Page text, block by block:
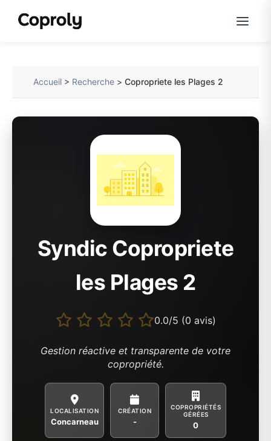
Accueil > Recherche >Copropriete les Plages 2
Syndic Copropriete
les Plages 2
0.0/5 (0 avis)
Gestion réactive et transparente de votre
copropriété.
LOCALISATION
Concarneau
CRÉATION
-
COPROPRIÉTÉS
GÉRÉES
0